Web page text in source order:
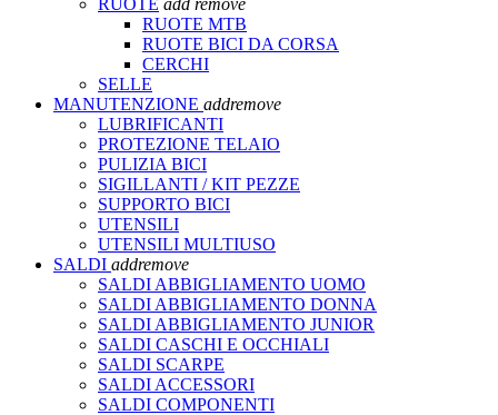
RUOTE add remove
RUOTE MTB
RUOTE BICI DA CORSA
CERCHI
SELLE
MANUTENZIONE addremove
LUBRIFICANTI
PROTEZIONE TELAIO
PULIZIA BICI
SIGILLANTI / KIT PEZZE
SUPPORTO BICI
UTENSILI
UTENSILI MULTIUSO
SALDI addremove
SALDI ABBIGLIAMENTO UOMO
SALDI ABBIGLIAMENTO DONNA
SALDI ABBIGLIAMENTO JUNIOR
SALDI CASCHI E OCCHIALI
SALDI SCARPE
SALDI ACCESSORI
SALDI COMPONENTI